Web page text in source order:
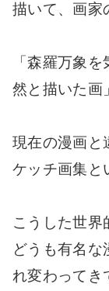
描いて、画家
「森羅万象
然と描いた画
現在の漫画と
ケッチ画集と
こうした世界
どうも有名な
れ変わってき